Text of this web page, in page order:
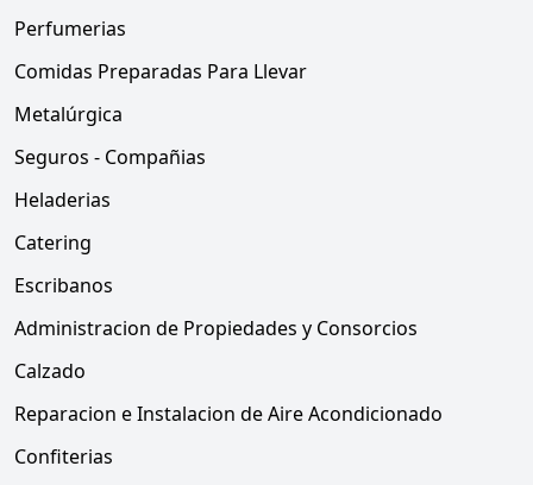
Perfumerias
Comidas Preparadas Para Llevar
Metalúrgica
Seguros - Compañias
Heladerias
Catering
Escribanos
Administracion de Propiedades y Consorcios
Calzado
Reparacion e Instalacion de Aire Acondicionado
Confiterias